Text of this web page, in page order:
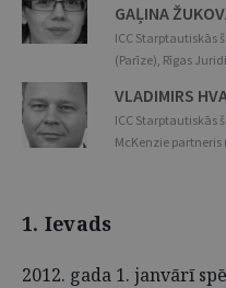
GAĻINA
ICC Starptautiskās
(Parīze), Rīgas
VLADIMIRS
ICC Starptautiskās
McKenzie partneris
1. Ievads
2012. gada 1. janvārī